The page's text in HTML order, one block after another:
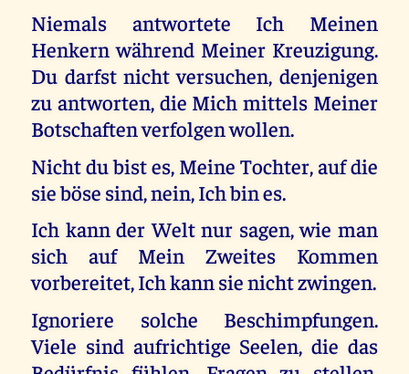
Niemals antwortete Ich Meinen
Henkern während Meiner Kreuzigung.
Du darfst nicht versuchen, denjenigen
zu antworten, die Mich mittels Meiner
Botschaften verfolgen wollen.
Nicht du bist es, Meine Tochter, auf die
sie böse sind, nein, Ich bin es.
Ich kann der Welt nur sagen, wie man
sich auf Mein Zweites Kommen
vorbereitet, Ich kann sie nicht zwingen.
Ignoriere solche Beschimpfungen.
Viele sind aufrichtige Seelen, die das